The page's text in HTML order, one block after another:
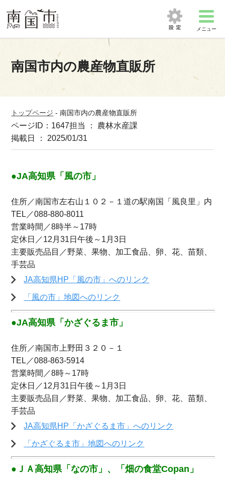
メニュー
南国市内の農産物直販所
トップページ -南国市内の農産物直販所
ページID：1647担当 ： 農林水産課
掲載日 ： 2025/01/31
●JA高知県「風の市」
住所／南国市左右山１０２－１道の駅南国「風良里」内
TEL／088-880-8011
営業時間／8時半～17時
定休日／12月31日午後～1月3日
主要販売品目／野菜、果物、加工食品、卵、花、苗類、
手芸品
JA高知県HP「風の市」へのリンク
「風の市」地図へのリンク
●JA高知県「かざぐるま市」
住所／南国市上野田３２０－１
TEL／088-863-5914
営業時間／8時～17時
定休日／12月31日午後～1月3日
主要販売品目／野菜、果物、加工食品、卵、花、苗類、
手芸品
JA高知県HP「かざぐるま市」へのリンク
「かざぐるま市」地図へのリンク
●ＪＡ高知県「なの市」、「畑の食堂Copan」